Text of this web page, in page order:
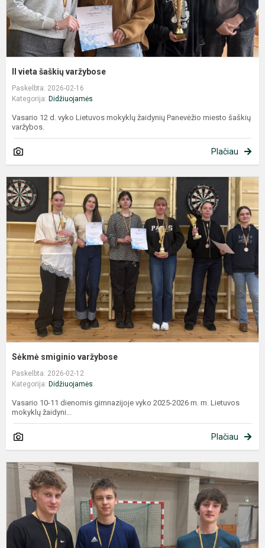
II vieta šaškių varžybose
Paskelbta: 2026-02-16
Kategorija: Didžiuojamės
Vasario 12 d. vyko Lietuvos mokyklų žaidynių Panevėžio miesto šaškių
varžybos.
Plačiau
Sėkmė smiginio varžybose
Paskelbta: 2026-02-12
Kategorija: Didžiuojamės
Vasario 10-11 dienomis gimnazijoje vyko 2025-2026 m. m. Lietuvos
mokyklų žaidyni...
Plačiau